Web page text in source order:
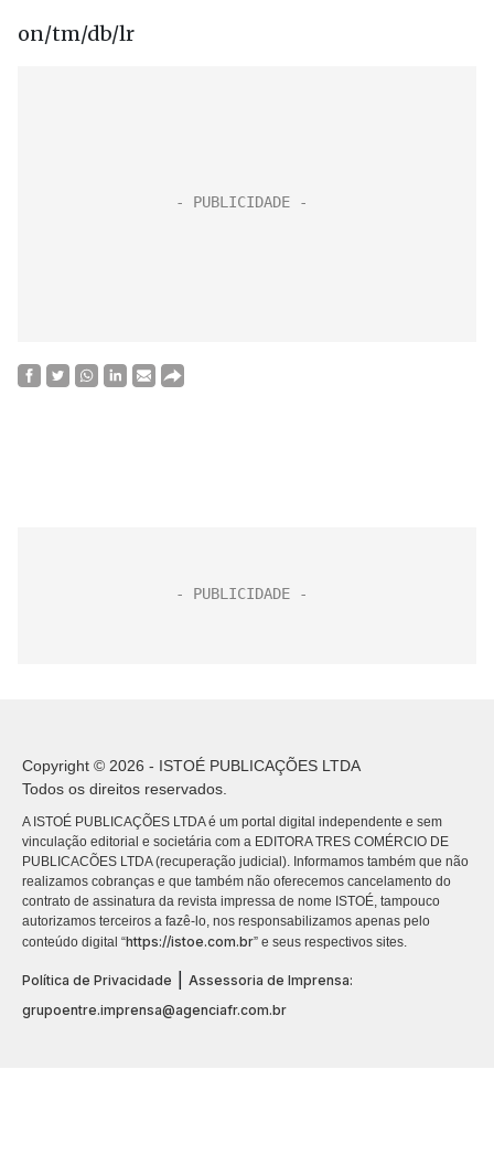
on/tm/db/lr
Copyright © 2026 - ISTOÉ PUBLICAÇÕES LTDA
Todos os direitos reservados.
A ISTOÉ PUBLICAÇÕES LTDA é um portal digital independente e sem
vinculação editorial e societária com a EDITORA TRES COMÉRCIO DE
PUBLICACÕES LTDA (recuperação judicial). Informamos também que não
realizamos cobranças e que também não oferecemos cancelamento do
contrato de assinatura da revista impressa de nome ISTOÉ, tampouco
autorizamos terceiros a fazê-lo, nos responsabilizamos apenas pelo
conteúdo digital “https://istoe.com.br” e seus respectivos sites.
Política de Privacidade
Assessoria de Imprensa:
grupoentre.imprensa@agenciafr.com.br